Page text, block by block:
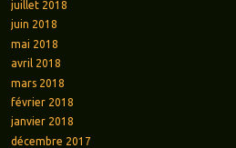
juillet 2018
juin 2018
mai 2018
avril 2018
mars 2018
février 2018
janvier 2018
décembre 2017